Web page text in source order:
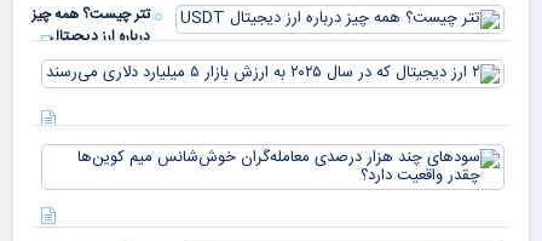
تتر چیست؟ همه چیز
درباره ارز دیجیتال
USDT